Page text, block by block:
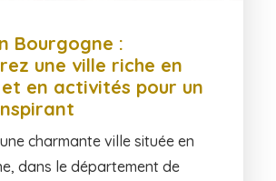
Bourgogne :
une ville riche en
en activités pour un
charmante ville située en
dans le département de